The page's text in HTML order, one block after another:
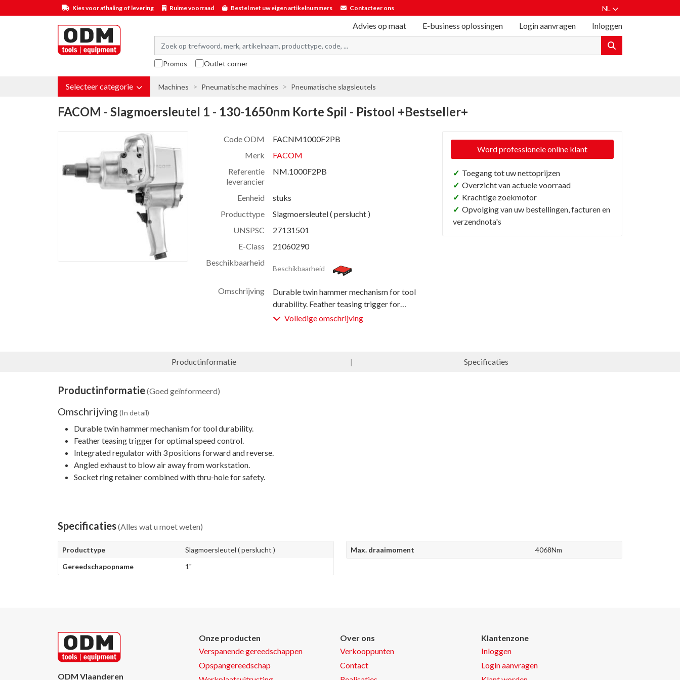
Kies voor afhaling of levering Ruime voorraad Bestel met uw eigen artikelnummers Contacteer ons NL
Advies op maat E-business oplossingen Login aanvragen Inloggen
Promos Outlet corner
Selecteer categorie Machines Pneumatische machines Pneumatische slagsleutels
FACOM - Slagmoersleutel 1 - 130-1650nm Korte Spil - Pistool +Bestseller+
Code ODM
FACNM1000F2PB
Merk
FACOM
Referentie
leverancier
NM.1000F2PB
Eenheid
stuks
Producttype
Slagmoersleutel ( perslucht )
UNSPSC
27131501
E-Class
21060290
Beschikbaarheid
Beschikbaarheid
Omschrijving
Durable twin hammer mechanism for tool
durability. Feather teasing trigger for
optimal speed control. Integrated regulator
with thru-hole for safety.
Volledige omschrijving
Word professionele online klant
✓ Toegang tot uw nettoprijzen
✓ Overzicht van actuele voorraad
✓ Krachtige zoekmotor
✓ Opvolging van uw bestellingen, facturen en
verzendnota's
Productinformatie | Specificaties
Productinformatie(Goed geïnformeerd)
Omschrijving (In detail)
Durable twin hammer mechanism for tool durability.
Feather teasing trigger for optimal speed control.
Integrated regulator with 3 positions forward and reverse.
Angled exhaust to blow air away from workstation.
Socket ring retainer combined with thru-hole for safety.
Specificaties(Alles wat u moet weten)
Producttype
Slagmoersleutel ( perslucht )
Gereedschapopname
1"
Max. draaimoment 4068Nm
ODM Vlaanderen
Onze producten
Verspanende gereedschappen
Opspangereedschap
Over ons
Verkooppunten
Contact
Klantenzone
Inloggen
Login aanvragen